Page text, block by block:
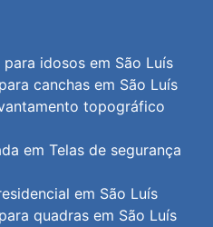
idosos em São Luís
canchas em São Luís
topográfico
em Telas de segurança
em São Luís
quadras em São Luís